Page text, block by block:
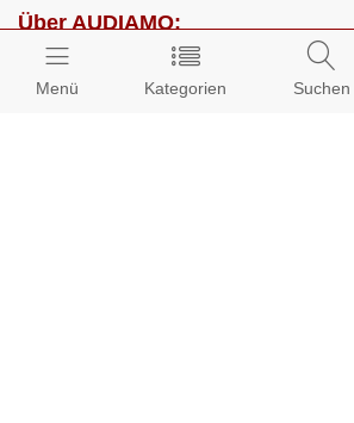
Menü Kategorien Suchen
Über AUDIAMO:
Impressum